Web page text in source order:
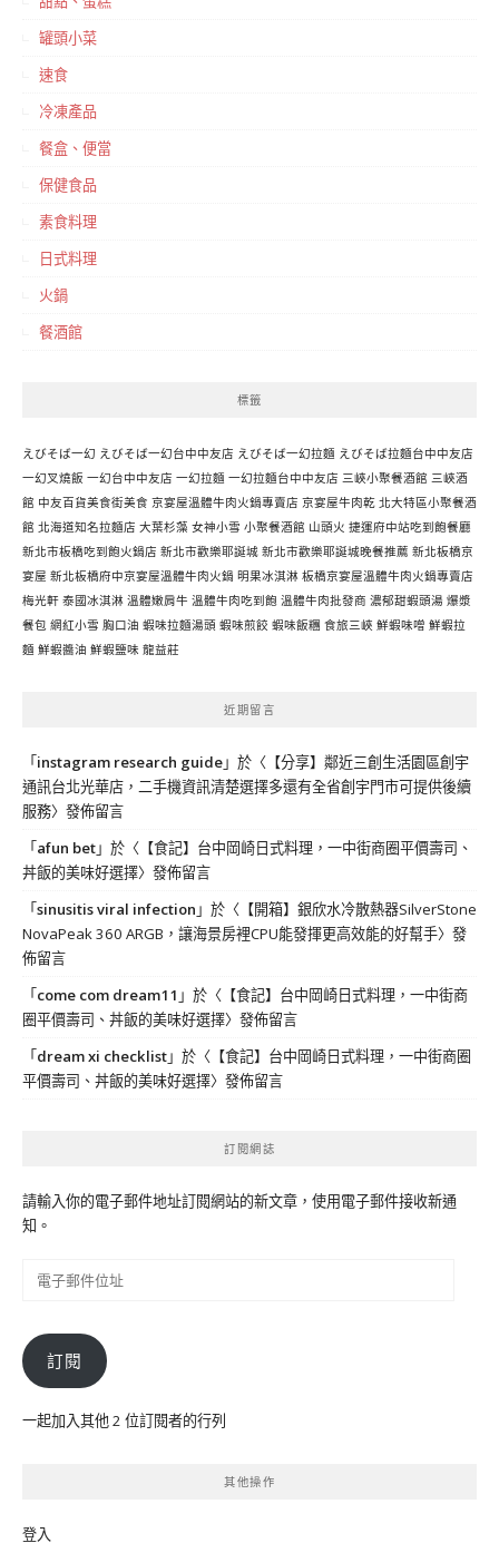
罐頭小菜
速食
冷凍產品
餐盒、便當
保健食品
素食料理
日式料理
火鍋
餐酒館
標籤
えびそば一幻 えびそば一幻台中中友店 えびそば一幻拉麵 えびそば拉麵台中中友店
一幻叉燒飯 一幻台中中友店 一幻拉麵 一幻拉麵台中中友店 三峽小聚餐酒館 三峽酒
館 中友百貨美食街美食 京宴屋溫體牛肉火鍋專賣店 京宴屋牛肉乾 北大特區小聚餐酒
館 北海道知名拉麵店 大葉杉藻 女神小雪 小聚餐酒館 山頭火 捷運府中站吃到飽餐廳
新北市板橋吃到飽火鍋店 新北市歡樂耶誕城 新北市歡樂耶誕城晚餐推薦 新北板橋京
宴屋 新北板橋府中京宴屋溫體牛肉火鍋 明果冰淇淋 板橋京宴屋溫體牛肉火鍋專賣店
梅光軒 泰國冰淇淋 溫體嫩肩牛 溫體牛肉吃到飽 溫體牛肉批發商 濃郁甜蝦頭湯 爆漿
餐包 網紅小雪 胸口油 蝦味拉麵湯頭 蝦味煎餃 蝦味飯糰 食旅三峽 鮮蝦味噌 鮮蝦拉
麵 鮮蝦醬油 鮮蝦鹽味 龍益莊
近期留言
「instagram research guide」於〈 【分享】鄰近三創生活園區創宇
通訊台北光華店，二手機資訊清楚選擇多還有全省創宇門市可提供後續
服務〉發佈留言
「afun bet」於〈 【食記】台中岡崎日式料理，一中街商圈平價壽司、
丼飯的美味好選擇〉發佈留言
「sinusitis viral infection 」於〈 【開箱】銀欣水冷散熱器SilverStone
NovaPeak 360 ARGB，讓海景房裡CPU能發揮更高效能的好幫手〉發
佈留言
「come com dream11 」於〈 【食記】台中岡崎日式料理，一中街商
圈平價壽司、丼飯的美味好選擇〉發佈留言
「dream xi checklist」於〈 【食記】台中岡崎日式料理，一中街商圈
平價壽司、丼飯的美味好選擇〉發佈留言
訂閱網誌
請輸入你的電子郵件地址訂閱網站的新文章，使用電子郵件接收新通
知。
件
位
訂閱
一起加入其他 2 位訂閱者的行列
其他操作
登入